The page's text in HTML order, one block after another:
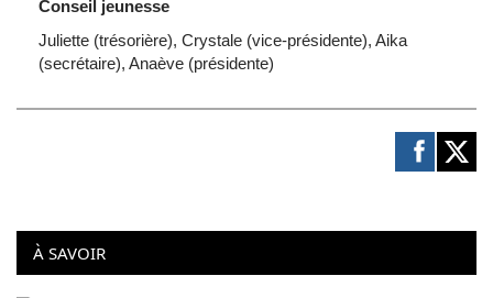
Conseil jeunesse
Juliette (trésorière), Crystale (vice-présidente), Aika
(secrétaire), Anaève (présidente)
À SAVOIR